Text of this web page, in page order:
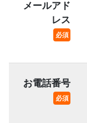
メールアド
レス
必須
お電話番号
必須